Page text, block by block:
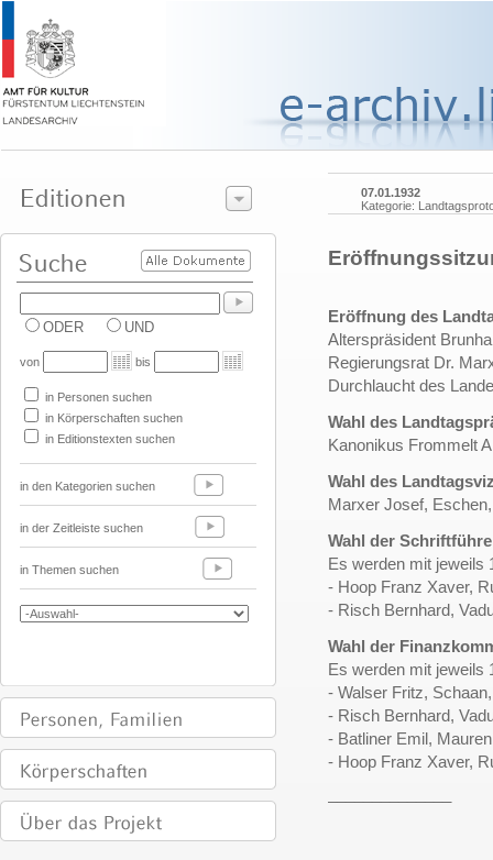
ODER UND
von bis
in Personen suchen
in Körperschaften suchen
in Editionstexten suchen
in den Kategorien suchen
in der Zeitleiste suchen
in Themen suchen
07.01.1932
Kategorie:
Eröffnung des
Alterspräsident
Regierungsrat Dr.
Durchlaucht des
Wahl des
Kanonikus Frommelt
Wahl des
Marxer Josef,
Wahl der
Es werden mit jeweils
- Hoop Franz Xaver,
- Risch Bernhard,
Wahl der
Es werden mit jeweils
- Walser Fritz, Schaan,
- Risch Bernhard,
- Batliner Emil,
- Hoop Franz Xaver,